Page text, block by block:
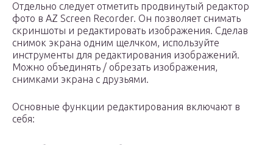
Отдельно следует отметить продвинутый редактор
фото в AZ Screen Recorder. Он позволяет снимать
скриншоты и редактировать изображения. Сделав
снимок экрана одним щелчком, используйте
инструменты для редактирования изображений.
Можно объединять / обрезать изображения,
снимками экрана с друзьями.
Основные функции редактирования включают в
себя: